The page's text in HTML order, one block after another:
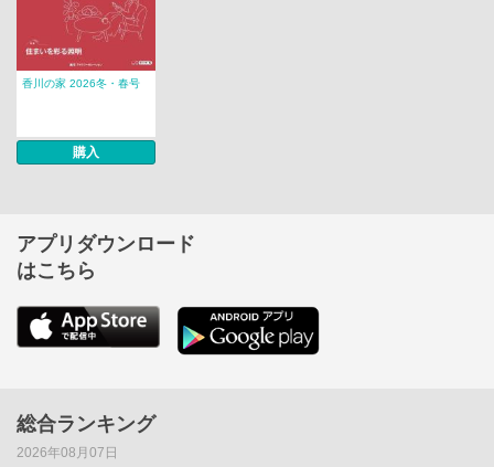
香川の家 2026冬・春号
購入
アプリダウンロード
はこちら
総合ランキング
2026年08月07日